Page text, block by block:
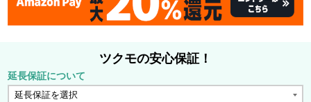
ツクモの安心保証！
延長保証について